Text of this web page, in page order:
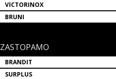
VICTORINOX
BRUNI
ZASTOPAMO
BRANDIT
SURPLUS